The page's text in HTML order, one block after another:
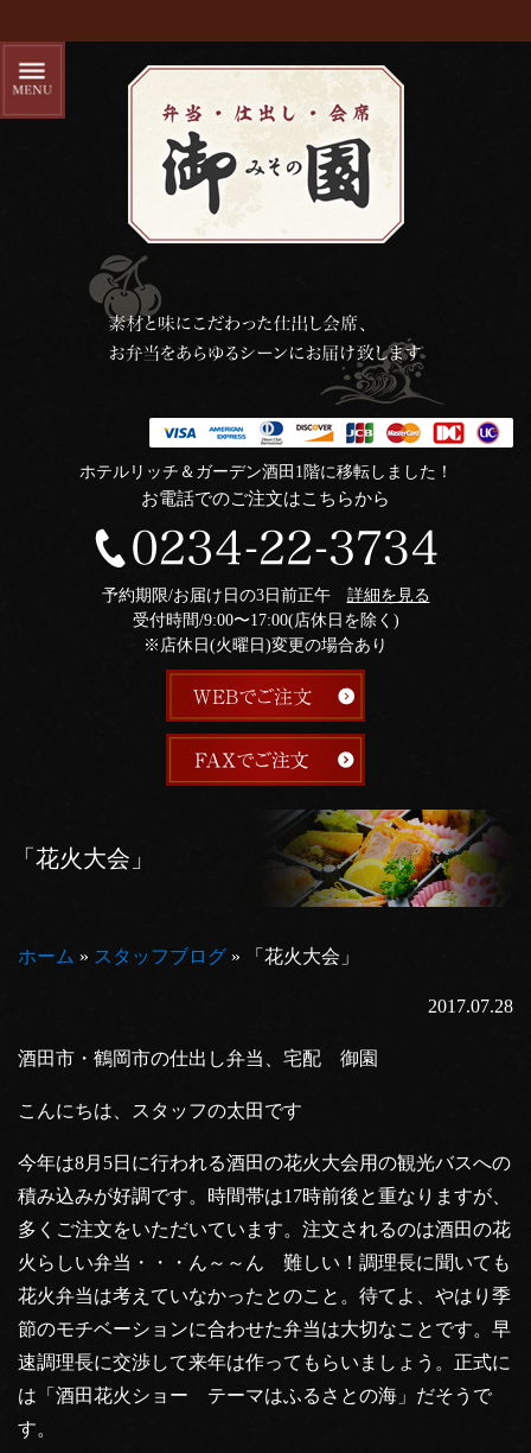
ホテルリッチ＆ガーデン酒田1階に移転しました！
お電話でのご注文はこちらから
予約期限/お届け日の3日前正午 詳細を見る
受付時間/9:00〜17:00(店休日を除く)
※店休日(火曜日)変更の場合あり
「花火大会」
ホーム » スタッフブログ » 「花火大会」
2017.07.28
酒田市・鶴岡市の仕出し弁当、宅配 御園
こんにちは、スタッフの太田です
今年は8月5日に行われる酒田の花火大会用の観光バスへの
積み込みが好調です。時間帯は17時前後と重なりますが、
多くご注文をいただいています。注文されるのは酒田の花
火らしい弁当・・・ん～～ん 難しい！調理長に聞いても
花火弁当は考えていなかったとのこと。待てよ、やはり季
節のモチベーションに合わせた弁当は大切なことです。早
速調理長に交渉して来年は作ってもらいましょう。正式に
は「酒田花火ショー テーマはふるさとの海」だそうで
す。